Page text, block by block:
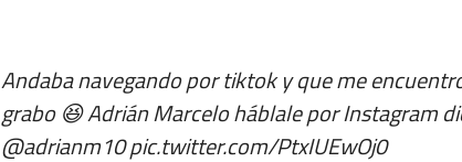
Andaba navegando por tiktok y que me
grabo 😆 Adrián Marcelo háblale por Instagram
@adrianm10pic.twitter.com/PtxIUEwOj0